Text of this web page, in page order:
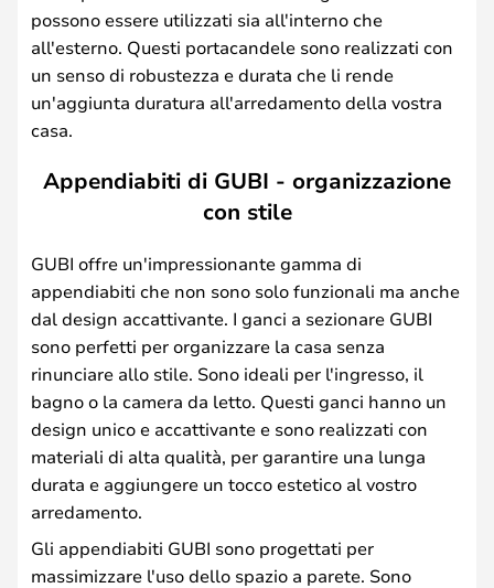
possono essere utilizzati sia all'interno che
all'esterno. Questi portacandele sono realizzati con
un senso di robustezza e durata che li rende
un'aggiunta duratura all'arredamento della vostra
casa.
Appendiabiti di GUBI - organizzazione
con stile
GUBI offre un'impressionante gamma di
appendiabiti che non sono solo funzionali ma anche
dal design accattivante. I ganci a sezionare GUBI
sono perfetti per organizzare la casa senza
rinunciare allo stile. Sono ideali per l'ingresso, il
bagno o la camera da letto. Questi ganci hanno un
design unico e accattivante e sono realizzati con
materiali di alta qualità, per garantire una lunga
durata e aggiungere un tocco estetico al vostro
arredamento.
Gli appendiabiti GUBI sono progettati per
massimizzare l'uso dello spazio a parete. Sono